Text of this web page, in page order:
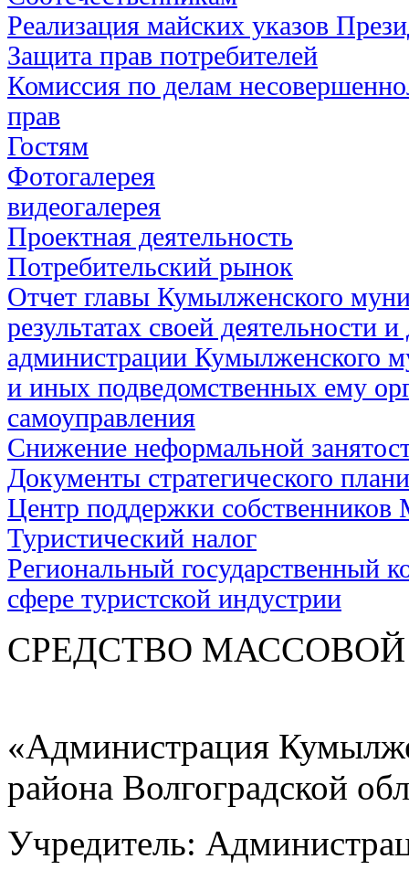
Реализация майских указов
Защита прав потребителей
Комиссия по делам
прав
Гостям
Фотогалерея
видеогалерея
Проектная деятельность
Потребительский рынок
Отчет главы Кумылженского
результатах своей деятельности
администрации Кумылженского
и иных подведомственных ему
самоуправления
Снижение неформальной
Документы стратегического
Центр поддержки
Туристический налог
Региональный государственный
сфере туристской индустрии
СРЕДСТВО
«Администрация
района Волгоградской
Учредитель: